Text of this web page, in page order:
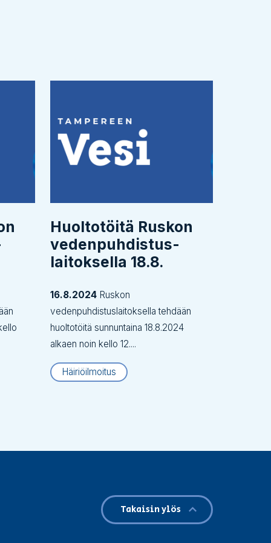
Huoltotöitä Ruskon
vedenpuhdistus­
laitoksella 18.8.
16.8.2024 Ruskon
vedenpuhdistuslaitoksella tehdään
huoltotöitä sunnuntaina 18.8.2024
alkaen noin kello 12....
Häiriöilmoitus
Takaisin ylös